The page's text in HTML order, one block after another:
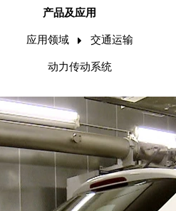
产品及应用
应用领域 交通运输
动力传动系统